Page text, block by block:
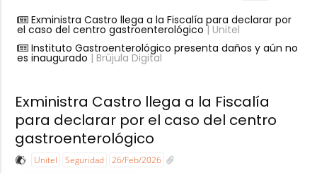
Exministra Castro llega a la Fiscalía para declarar por
el caso del centro gastroenterológico | Unitel
Instituto Gastroenterológico presenta daños y aún no
es inaugurado | Brújula Digital
Exministra Castro llega a la Fiscalía
para declarar por el caso del centro
gastroenterológico
Unitel Seguridad 26/Feb/2026